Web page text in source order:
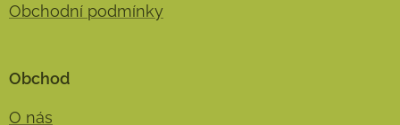
Obchodní podmínky
Obchod
O nás